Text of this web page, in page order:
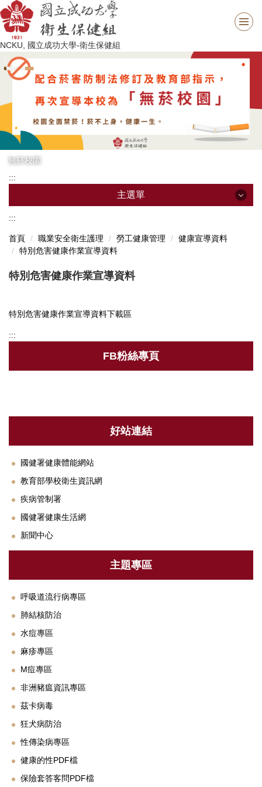
跳
到
主
要
內
容
區
NCKU, 國立成功大學-衛生保健組
無菸校園
:::
主選單
最新消息
衛保組簡介
登革熱相關資訊
職業安全衛生護理
法規與SOP
下載專區
聯絡我們
鄰近醫療資源
:::
首頁 職業安全衛生護理 勞工健康管理
健康宣導資料
特別危害健康作業宣導資料
特別危害健康作業宣導資料
特別危害健康作業宣導資料下載區
:::
FB粉絲專頁
好站連結
國健署健康體能網站
教育部學校衛生資訊網
疾病管制署
國健署健康生活網
新聞中心
主題專區
呼吸道流行病專區
肺結核防治
水痘專區
麻疹專區
M痘專區
非洲豬瘟資訊專區
茲卡病毒
狂犬病防治
性傳染病專區
健康的性PDF檔
保險套答客問PDF檔